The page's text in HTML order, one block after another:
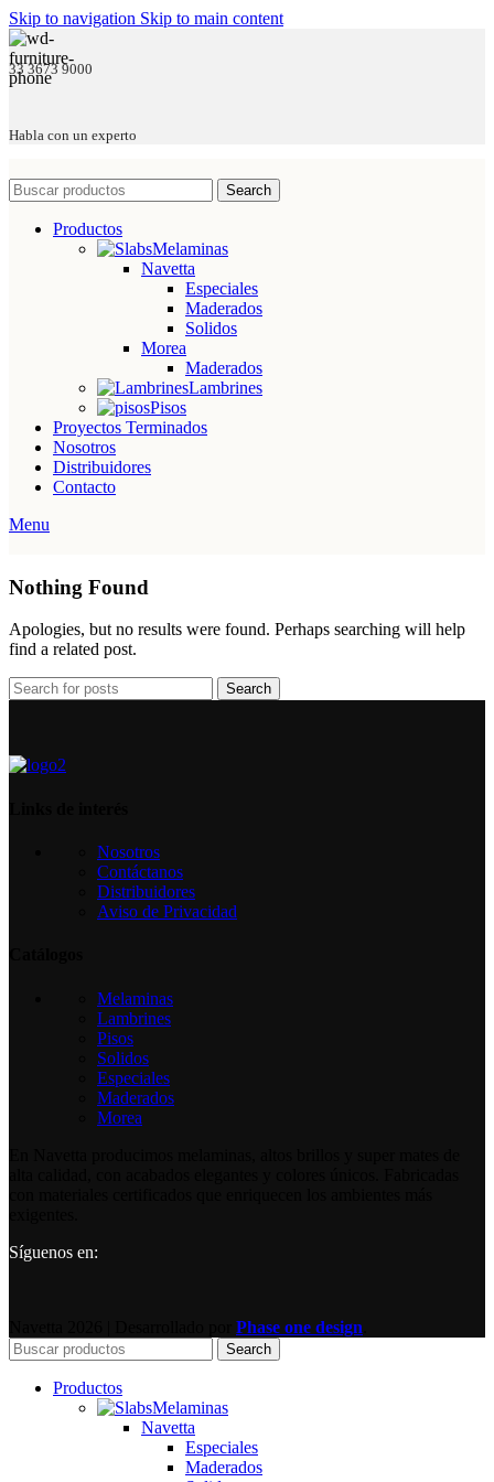
Skip to navigation Skip to main content
33 3673 9000
Habla con un experto
Search
Productos
Melaminas
Navetta
Especiales
Maderados
Solidos
Morea
Maderados
Lambrines
Pisos
Proyectos Terminados
Nosotros
Distribuidores
Contacto
Menu
Nothing Found
Apologies, but no results were found. Perhaps searching will help
find a related post.
Search
Nosotros
Contáctanos
Distribuidores
Aviso de Privacidad
Melaminas
Lambrines
Pisos
Solidos
Especiales
Maderados
Morea
Síguenos en:
Phase one design
Search
Productos
Melaminas
Navetta
Especiales
Maderados